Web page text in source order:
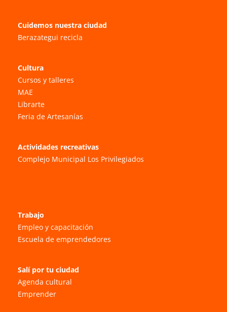
Cuidemos nuestra ciudad
Berazategui recicla
Cultura
Cursos y talleres
MAE
Librarte
Feria de Artesanías
Actividades recreativas
Complejo Municipal Los Privilegiados
Trabajo
Empleo y capacitación
Escuela de emprendedores
Salí por tu ciudad
Agenda cultural
Emprender